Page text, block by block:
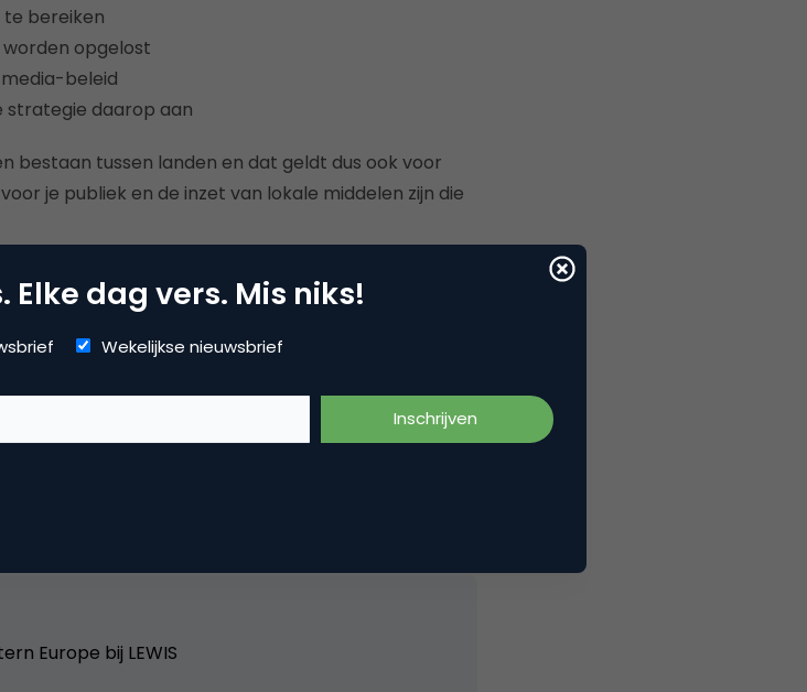
te bereiken
opgelost
beleid
strategie daarop aan
bestaan tussen landen en dat geldt dus ook voor
je publiek en de inzet van lokale middelen zijn die
“De internationale uitdaging die social media
Freek Janssen
Europe bij LEWIS
dag vers. Mis niks!
Wekelijkse nieuwsbrief